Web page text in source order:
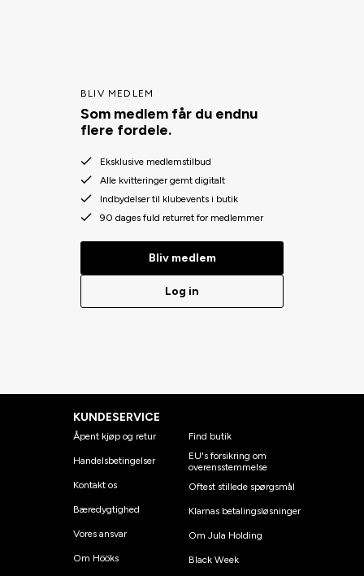
BLIV MEDLEM
Som medlem får du endnu
flere fordele.
Eksklusive medlemstilbud
Alle kvitteringer gemt digitalt
Indbydelser til klubevents i butik
90 dages fuld returret for medlemmer
Bliv medlem
Log in
KUNDESERVICE
Åpent kjøp og retur
Handelsbetingelser
Kontakt os
Bæredygtighed
Vores ansvar
Om Hööks
Find butik
EU's forsikring om
overensstemmelse
Oftest stillede spørgsmål
Klarnas betalingsløsninger
Om Jula Holding
Black Week